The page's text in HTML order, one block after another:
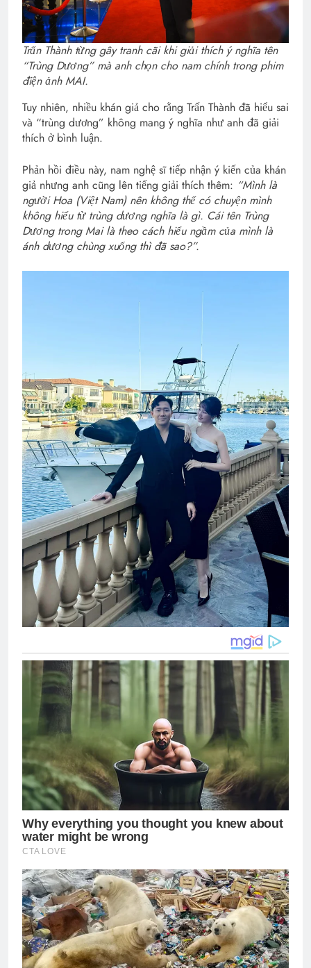
Trấn Thành từng gây tranh cãi khi giải thích ý nghĩa tên
“Trùng Dương” mà anh chọn cho nam chính trong phim
điện ảnh MAI.
Tuy nhiên, nhiều khán giả cho rằng Trấn Thành đã hiểu sai
và “trùng dương” không mang ý nghĩa như anh đã giải
thích ở bình luận.
Phản hồi điều này, nam nghệ sĩ tiếp nhận ý kiến của khán
giả nhưng anh cũng lên tiếng giải thích thêm: “Mình là
người Hoa (Việt Nam) nên không thể có chuyện mình
không hiểu từ trùng dương nghĩa là gì. Cái tên Trùng
Dương trong Mai là theo cách hiểu ngầm của mình là
ánh dương chùng xuống thì đã sao?”.